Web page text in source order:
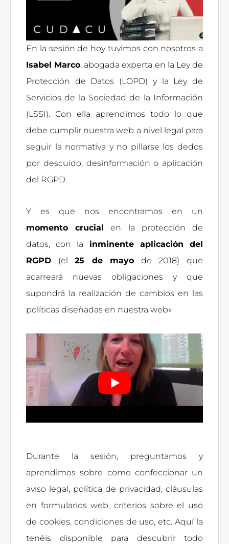
En la sesión de hoy tuvimos con nosotros a
Isabel Marco, abogada experta en la Ley de
Protección de Datos (LOPD) y la Ley de
Servicios de la Sociedad de la Información
(LSSI). Con ella aprendimos todo lo que
debe cumplir nuestra web a nivel legal para
seguir la normativa y no pillarse los dedos
por descuido, desinformación o aplicación
del RGPD.
Y es que nos encontramos en un
momento crucial en la protección de
datos, con la inminente aplicación del
RGPD (el25 de mayo de 2018) que
acarreará nuevas obligaciones y que
supondrá la realización de cambios en las
políticas diseñadas en nuestra web»
Durante la sesión, preguntamos y
aprendimos sobre como confeccionar un
aviso legal, política de privacidad, cláusulas
en formularios web, criterios sobre el uso
de cookies, condiciones de uso, etc. Aquí la
tenéis disponible para descubrir todo